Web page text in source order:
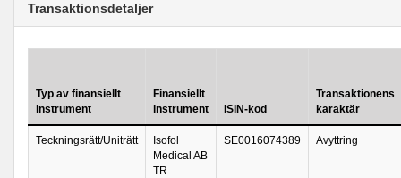
Transaktionsdetaljer
Typ av finansiellt
instrument
Finansiellt
instrument
ISIN-kod
Transaktionens
karaktär
Teckningsrätt/Uniträtt
Isofol
Medical AB
TR
SE0016074389 Avyttring